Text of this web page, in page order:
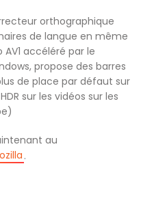
orthographique
de langue en même
accéléré par le
propose des barres
de place par défaut sur
sur les vidéos sur les
au
.